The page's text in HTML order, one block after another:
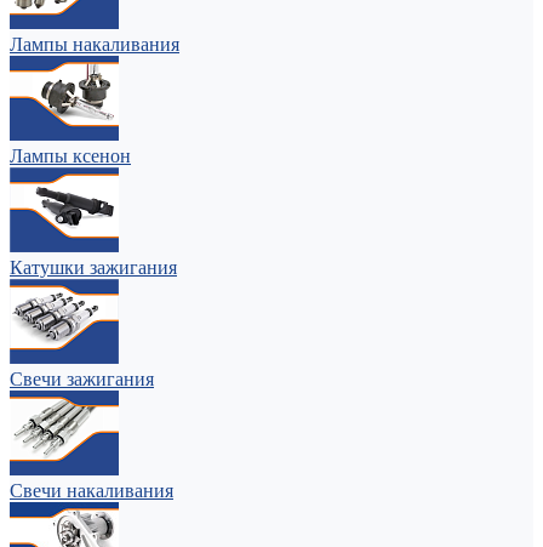
Лампы накаливания
Лампы ксенон
Катушки зажигания
Свечи зажигания
Свечи накаливания